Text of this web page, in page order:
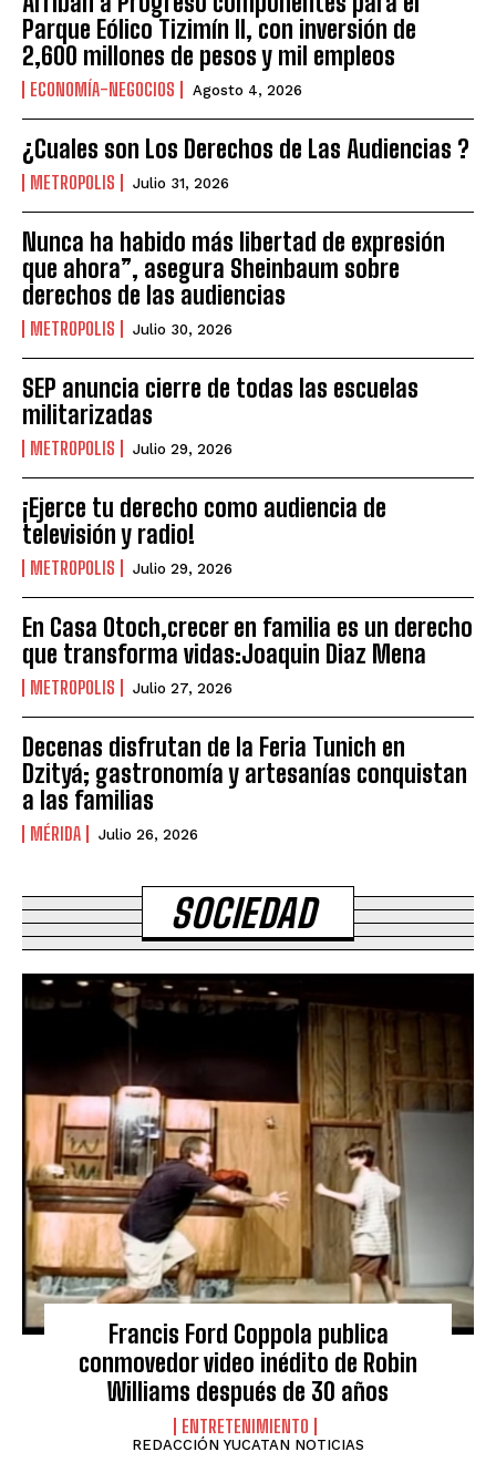
Parque Eólico Tizimín II, con inversión de
2,600 millones de pesos y mil empleos
ECONOMÍA-NEGOCIOS Agosto 4, 2026
¿Cuales son Los Derechos de Las Audiencias ?
METROPOLIS Julio 31, 2026
Nunca ha habido más libertad de expresión
que ahora”, asegura Sheinbaum sobre
derechos de las audiencias
METROPOLIS Julio 30, 2026
SEP anuncia cierre de todas las escuelas
militarizadas
METROPOLIS Julio 29, 2026
¡Ejerce tu derecho como audiencia de
televisión y radio!
METROPOLIS Julio 29, 2026
En Casa Otoch,crecer en familia es un derecho
que transforma vidas:Joaquin Diaz Mena
METROPOLIS Julio 27, 2026
Decenas disfrutan de la Feria Tunich en
Dzityá; gastronomía y artesanías conquistan
a las familias
MÉRIDA Julio 26, 2026
SOCIEDAD
Francis Ford Coppola publica
conmovedor video inédito de Robin
Williams después de 30 años
ENTRETENIMIENTO
REDACCIÓN YUCATAN NOTICIAS